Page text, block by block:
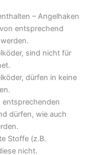
– Angelhaken
entsprechend
sind nicht für
dürfen in keine
entsprechenden
dürfen, wie auch
Stoffe (z.B.
nicht.